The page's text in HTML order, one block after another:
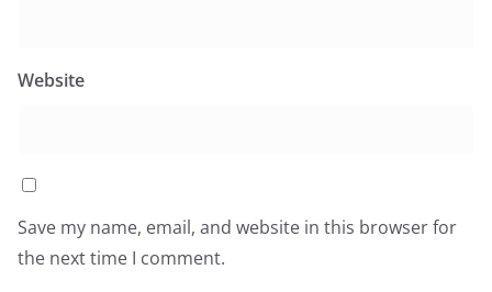
Website
Save my name, email, and website in this browser for
the next time I comment.